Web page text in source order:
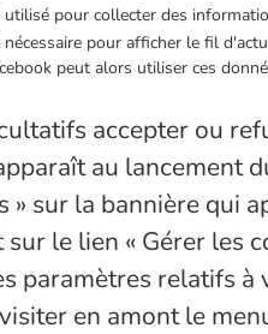
utilisé pour collecter des
nécessaire pour afficher le fil
peut alors utiliser ces
accepter ou
au lancement
sur la bannière qui
le lien « Gérer les
paramètres relatifs
en amont le